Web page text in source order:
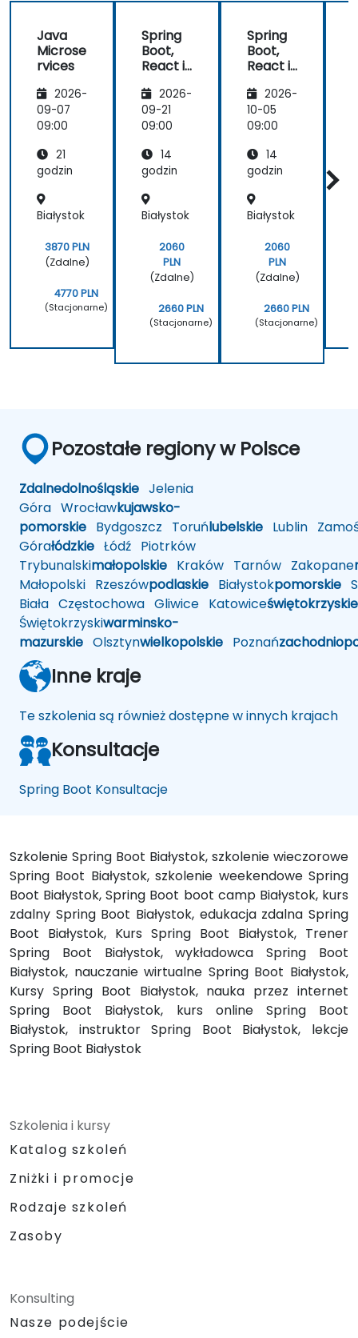
Java
Microse
rvices
2026-
09-07
09:00
21
godzin
Białystok
3870 PLN
(Zdalne)
4770 PLN
(Stacjonarne)
Spring
Boot,
React i
2026-
09-21
09:00
14
godzin
Białystok
2060
PLN
(Zdalne)
2660 PLN
(Stacjonarne)
Spring
Boot,
React i
2026-
10-05
09:00
14
godzin
Białystok
2060
PLN
(Zdalne)
2660 PLN
(Stacjonarne)
Pozostałe regiony w Polsce
Zdalnedolnośląskie Jelenia
Góra Wrocławkujawsko-
pomorskie Bydgoszcz Toruńlubelskie Lublin
Górałódzkie Łódź Piotrków
Trybunalskimałopolskie Kraków Tarnów Zakopane
Małopolski Rzeszówpodlaskie Białystokpomorskie
Biała Częstochowa Gliwice Katowiceświętokrzyskie
Świętokrzyskiwarminsko-
mazurskie Olsztynwielkopolskie Poznań
Inne kraje
Te szkolenia są również dostępne w innych krajach
Konsultacje
Spring Boot Konsultacje
Szkolenie Spring Boot Białystok, szkolenie wieczorowe
Spring Boot Białystok, szkolenie weekendowe Spring
Boot Białystok, Spring Boot boot camp Białystok, kurs
zdalny Spring Boot Białystok, edukacja zdalna Spring
Boot Białystok, Kurs Spring Boot Białystok, Trener
Spring Boot Białystok, wykładowca Spring Boot
Białystok, nauczanie wirtualne Spring Boot Białystok,
Kursy Spring Boot Białystok, nauka przez internet
Spring Boot Białystok, kurs online Spring Boot
Białystok, instruktor Spring Boot Białystok, lekcje
Spring Boot Białystok
Szkolenia i kursy
Katalog szkoleń
Zniżki i promocje
Rodzaje szkoleń
Zasoby
Konsulting
Nasze podejście